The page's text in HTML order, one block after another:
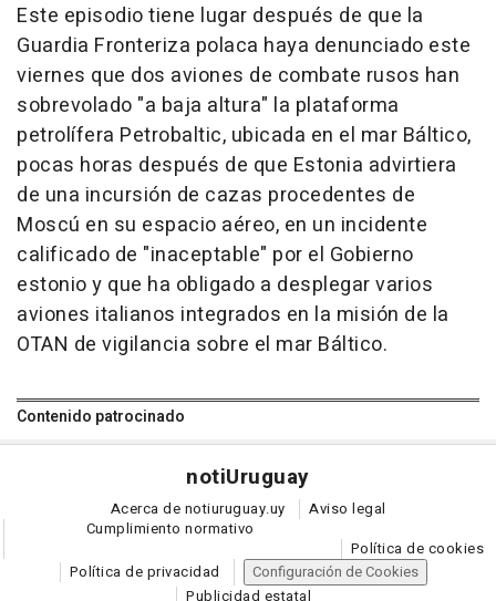
Este episodio tiene lugar después de que la
Guardia Fronteriza polaca haya denunciado este
viernes que dos aviones de combate rusos han
sobrevolado "a baja altura" la plataforma
petrolífera Petrobaltic, ubicada en el mar Báltico,
pocas horas después de que Estonia advirtiera
de una incursión de cazas procedentes de
Moscú en su espacio aéreo, en un incidente
calificado de "inaceptable" por el Gobierno
estonio y que ha obligado a desplegar varios
aviones italianos integrados en la misión de la
OTAN de vigilancia sobre el mar Báltico.
Contenido patrocinado
notiUruguay
Acerca de notiuruguay.uy
Aviso legal
Cumplimiento normativo
Política de cookies
Política de privacidad
Configuración de Cookies
Publicidad estatal